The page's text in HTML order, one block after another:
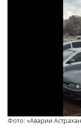
Фото: «Аварии